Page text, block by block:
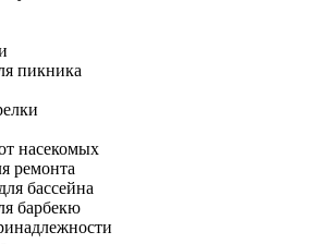
пикника
насекомых
ремонта
бассейна
барбекю